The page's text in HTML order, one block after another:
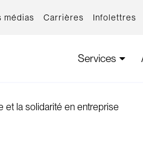
médias Carrières Infolettres
Services
et la solidarité en entreprise